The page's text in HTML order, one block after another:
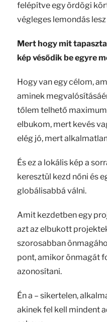
felépítve egy ördögi
végleges lemondás
Mert hogy mit
kép vésődik be egyre
Hogy van egy célom,
aminek
tőlem telhető
elbukom, mert kevés
elég jó, mert
És ez a lokális kép a
keresztül kezd nőni és
globálisabbá válni.
Amit kezdetben egy
azt az elbukott
szorosabban
pont, amikor önmagát
azonosítani.
Én a – sikertelen,
akinek fel kell mindent